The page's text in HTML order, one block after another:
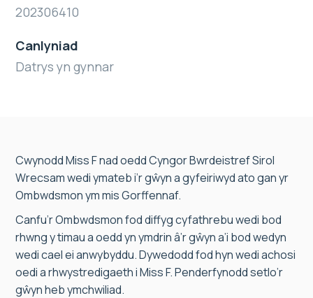
202306410
Canlyniad
Datrys yn gynnar
Cwynodd Miss F nad oedd Cyngor Bwrdeistref Sirol
Wrecsam wedi ymateb i’r gŵyn a gyfeiriwyd ato gan yr
Ombwdsmon ym mis Gorffennaf.
Canfu’r Ombwdsmon fod diffyg cyfathrebu wedi bod
rhwng y timau a oedd yn ymdrin â’r gŵyn a’i bod wedyn
wedi cael ei anwybyddu. Dywedodd fod hyn wedi achosi
oedi a rhwystredigaeth i Miss F. Penderfynodd setlo’r
gŵyn heb ymchwiliad.